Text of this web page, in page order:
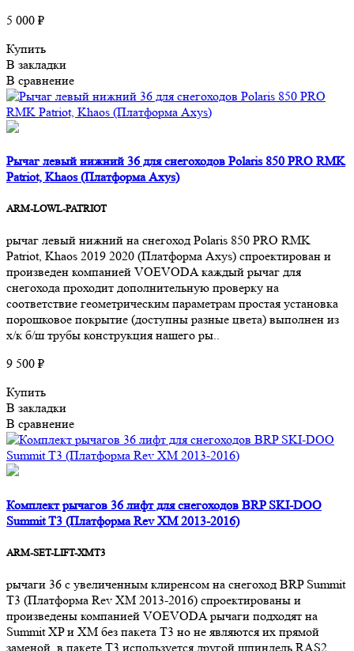
5 000 ₽
Купить
В закладки
В сравнение
Рычаг левый нижний 36 для снегоходов Polaris 850 PRO RMK
Patriot, Khaos (Платформа Axys)
ARM-LOWL-PATRIOT
рычаг левый нижний на снегоход Polaris 850 PRO RMK
Patriot, Khaos 2019 2020 (Платформа Axys) спроектирован и
произведен компанией VOEVODA каждый рычаг для
снегохода проходит дополнительную проверку на
соответствие геометрическим параметрам простая установка
порошковое покрытие (доступны разные цвета) выполнен из
х/к б/ш трубы конструкция нашего ры..
9 500 ₽
Купить
В закладки
В сравнение
Комплект рычагов 36 лифт для снегоходов BRP SKI-DOO
Summit T3 (Платформа Rev XM 2013-2016)
ARM-SET-LIFT-XMT3
рычаги 36 с увеличенным клиренсом на снегоход BRP Summit
T3 (Платформа Rev XM 2013-2016) спроектированы и
произведены компанией VOEVODA рычаги подходят на
Summit XP и XM без пакета T3 но не являются их прямой
заменой, в пакете T3 используется другой шпиндель RAS2,